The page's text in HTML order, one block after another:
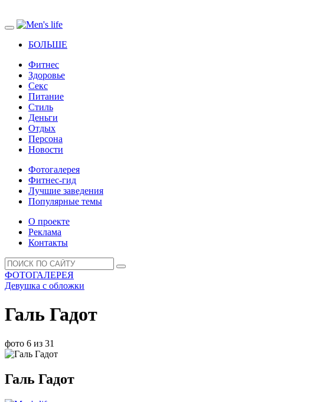
БОЛЬШЕ
Фитнес
Здоровье
Секс
Питание
Стиль
Деньги
Отдых
Персона
Новости
Фотогалерея
Фитнес-гид
Лучшие заведения
Популярные темы
О проекте
Реклама
Контакты
ФОТОГАЛЕРЕЯ
Девушка с обложки
Галь Гадот
фото 6 из 31
Галь Гадот